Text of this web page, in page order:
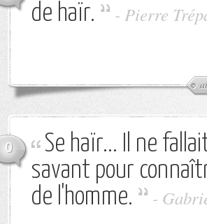
de haïr.
- Pierre
0
Se haïr... Il ne
savant pour
de l'homme.
-